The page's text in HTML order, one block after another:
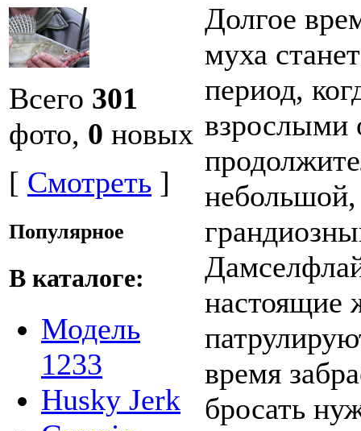
Всего 301
фото, 0 новых
[ Смотреть ]
Популярное
В каталоге:
Модель
1233
Husky Jerk
Долгое
муха
период,
взрослыми
небольшой,
настоящие
время
бросать